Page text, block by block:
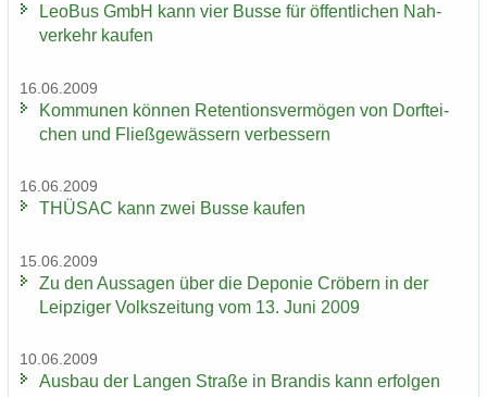
LeoBus GmbH kann vier Busse für öf­fent­li­chen Nah­
ver­kehr kau­fen
16.06.2009
Kom­mu­nen kön­nen Re­ten­ti­ons­ver­mö­gen von Dorf­tei­
chen und Fließ­ge­wäs­sern ver­bes­sern
16.06.2009
THÜ­SAC kann zwei Busse kau­fen
15.06.2009
Zu den Aus­sa­gen über die De­po­nie Crö­bern in der
Leip­zi­ger Volks­zei­tung vom 13. Juni 2009
10.06.2009
Aus­bau der Lan­gen Stra­ße in Bran­dis kann er­fol­gen